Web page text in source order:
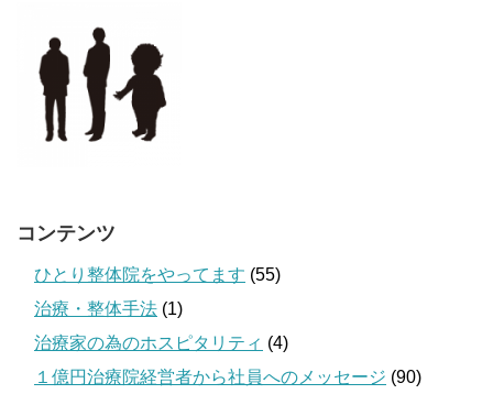
コンテンツ
ひとり整体院をやってます (55)
治療・整体手法 (1)
治療家の為のホスピタリティ (4)
１億円治療院経営者から社員へのメッセージ (90)